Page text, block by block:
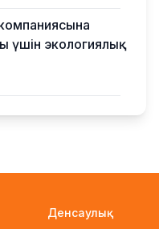
үшін экологиялық
Алматыда
Денсаулық